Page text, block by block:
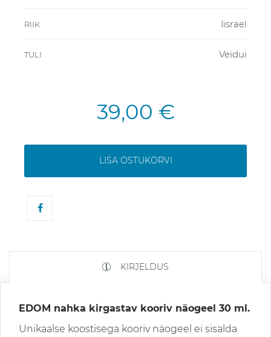
RIIK Iisrael
TULI Veidui
39,00 €
LISA OSTUKORVI
KIRJELDUS
EDOM nahka kirgastav kooriv näogeel 30 ml.
Unikaalse koostisega kooriv näogeel ei sisalda